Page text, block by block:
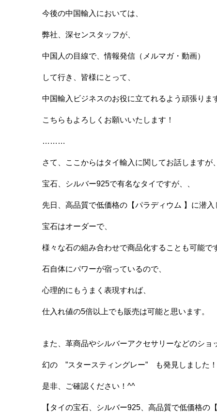
今後の中国輸入においては、
弊社、深センスタッフが、
中国人の目線で、情報発信（メルマガ・動画）
して行き、皆様にとって、
中国輸入ビジネスのお役に立てれるよう頑張りま
こちらもよろしくお願いいたします！
………
さて、ここからはタイ輸入に関してお話しますが
宝石、シルバー925で有名なタイですが、、
先日、高品質で低価格の【パラディウム 】に潜
宝石はオーダーで、
様々な石の組み合わせで商品化することも可能で
石自体にパワーが宿っているので、
心理的にもうまく表現すれば、
仕入れ値の5倍以上でも販売は可能と思います。
また、革商品やシルバーアクセサリーなどのショ
幻の ”スタースティングレー” も発見しました！
是非、ご確認ください！^^
【タイの宝石、シルバー925、高品質で低価格の